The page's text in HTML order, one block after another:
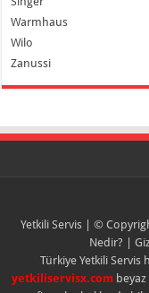
Warmhaus
Wilo
Zanussi
Yetkili Servis | ©
Nedir? |
Türkiye Yetkili
yetkiliservisx.combeyaz